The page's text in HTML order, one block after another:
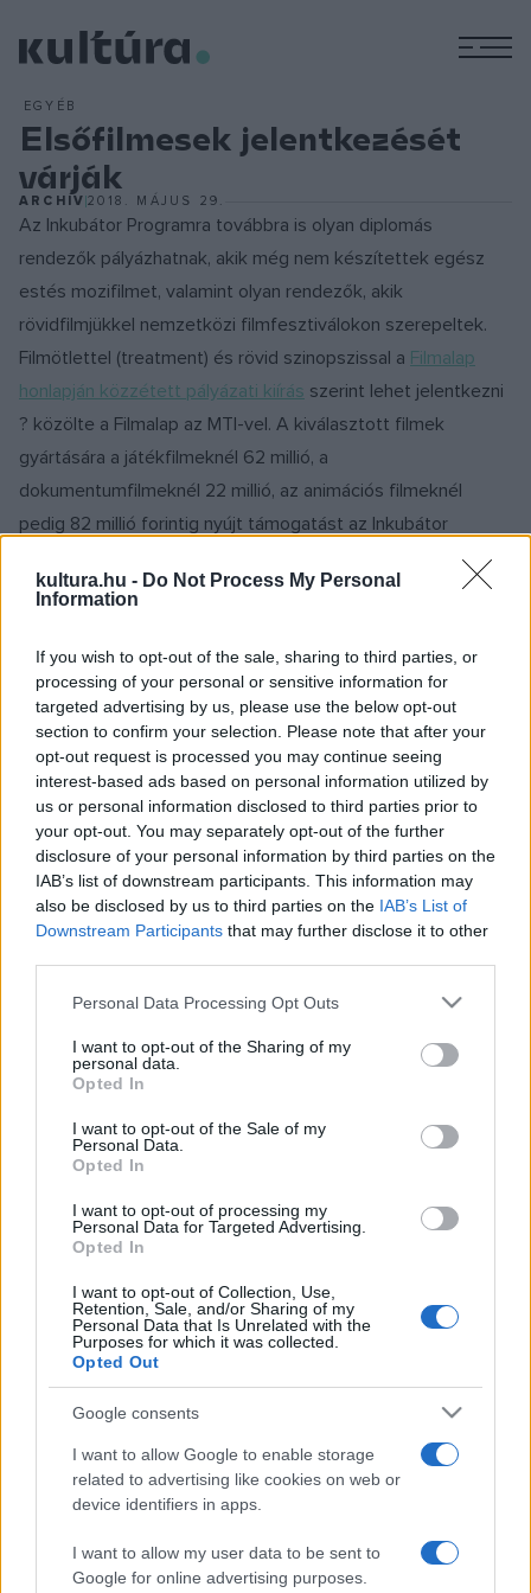
kultura.hu - Do Not Process My Personal
Information
If you wish to opt-out of the sale, sharing to third parties, or
processing of your personal or sensitive information for
targeted advertising by us, please use the below opt-out
section to confirm your selection. Please note that after your
opt-out request is processed you may continue seeing
interest-based ads based on personal information utilized by
us or personal information disclosed to third parties prior to
your opt-out. You may separately opt-out of the further
disclosure of your personal information by third parties on the
IAB’s list of downstream participants. This information may
also be disclosed by us to third parties on the IAB’s List of
Downstream Participants that may further disclose it to other
Please note that this website/app uses one or more Google
not limited to your visit or usage behaviour. You may click to
grant or deny consent to Google and its third-party tags to
use your data for below specified purposes in below Google
consent section.
Personal Data Processing Opt Outs
I want to opt-out of the Sharing of my
personal data.
Opted In
I want to opt-out of the Sale of my
Personal Data.
Opted In
I want to opt-out of processing my
Personal Data for Targeted Advertising.
Opted In
I want to opt-out of Collection, Use,
Retention, Sale, and/or Sharing of my
Personal Data that Is Unrelated with the
Purposes for which it was collected.
Opted Out
Google consents
I want to allow Google to enable storage
related to advertising like cookies on web or
device identifiers in apps.
I want to allow my user data to be sent to
Google for online advertising purposes.
EGYÉB
Elsőfilmesek jelentkezését
várják
ARCHÍV2018. MÁJUS 29.
Az Inkubátor Programra továbbra is olyan diplomás
rendezők pályázhatnak, akik még nem készítettek egész
estés mozifilmet, valamint olyan rendezők, akik
rövidfilmjükkel nemzetközi filmfesztiválokon szerepeltek.
Filmötlettel (treatment) és rövid szinopszissal a Filmalap
honlapján közzétett pályázati kiírás szerint lehet jelentkezni
? közölte a Filmalap az MTI-vel. A kiválasztott filmek
gyártására a játékfilmeknél 62 millió, a
dokumentumfilmeknél 22 millió, az animációs filmeknél
pedig 82 millió forintig nyújt támogatást az Inkubátor
vehetik a Filmalap szakmai támogatását.
A beérkezett pályázatok közül a döntőbe a szakmai előzsűri
október 5-ig legfeljebb 10 filmtervet választ ki, amelyek
pályázati úton részesülnek a Filmalap kétmillió forint értékű
forgatókönyv-fejlesztési támogatásában a Filmalap
fejlesztői csapatának közreműködésével. Októbertől öt
hónap áll majd az alkotók rendelkezésére a forgatókönyvek
elkészítésére, majd a döntősök a március végi pitchfórumon
mérettetnek meg a szakmai közönség előtt. A felkészülést
a Filmalap Fast Forward Programja keretében szervezett
Az idén negyedik alkalommal meghirdetett, nagy sikerű
kezdeményezés célja a fiatal filmesek innovatív, kísérletező
alkotói bemutatkozásának támogatása. A 2015-ben életre
elsőfilmet támogatott, köztük Szilágyi Zsófia
Egy nap
alkotását, amelynek világpremierje a cannes-i filmfesztiválon
volt, ahol elnyerte a filmkritikusok nemzetközi szövetsége, a
FIPRESCI rangos díját ? írták a tájékoztatóban.
Forrás: MTI
FAST FORWARD PROGRAM
JÁTÉKFILM MAGYAR NEMZETI FILMALAP NFI INKUBÁTOR PROGRAM